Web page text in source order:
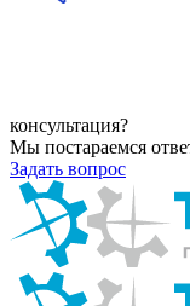
консультация?
Мы постараемся
Задать вопрос